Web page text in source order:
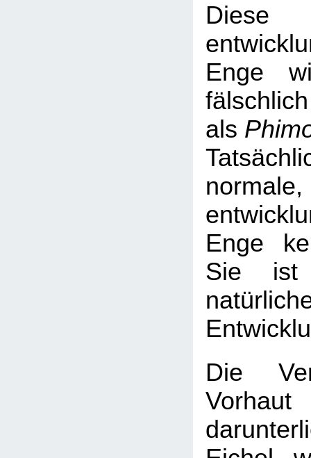
Enge
fälschlich
als
normale,
Enge
Sie ist
Die